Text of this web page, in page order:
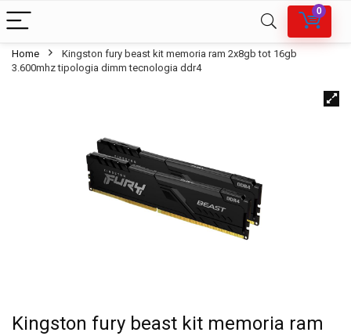
0
Home
Kingston fury beast kit memoria ram 2x8gb tot 16gb
3.600mhz tipologia dimm tecnologia ddr4
Kingston fury beast kit memoria ram